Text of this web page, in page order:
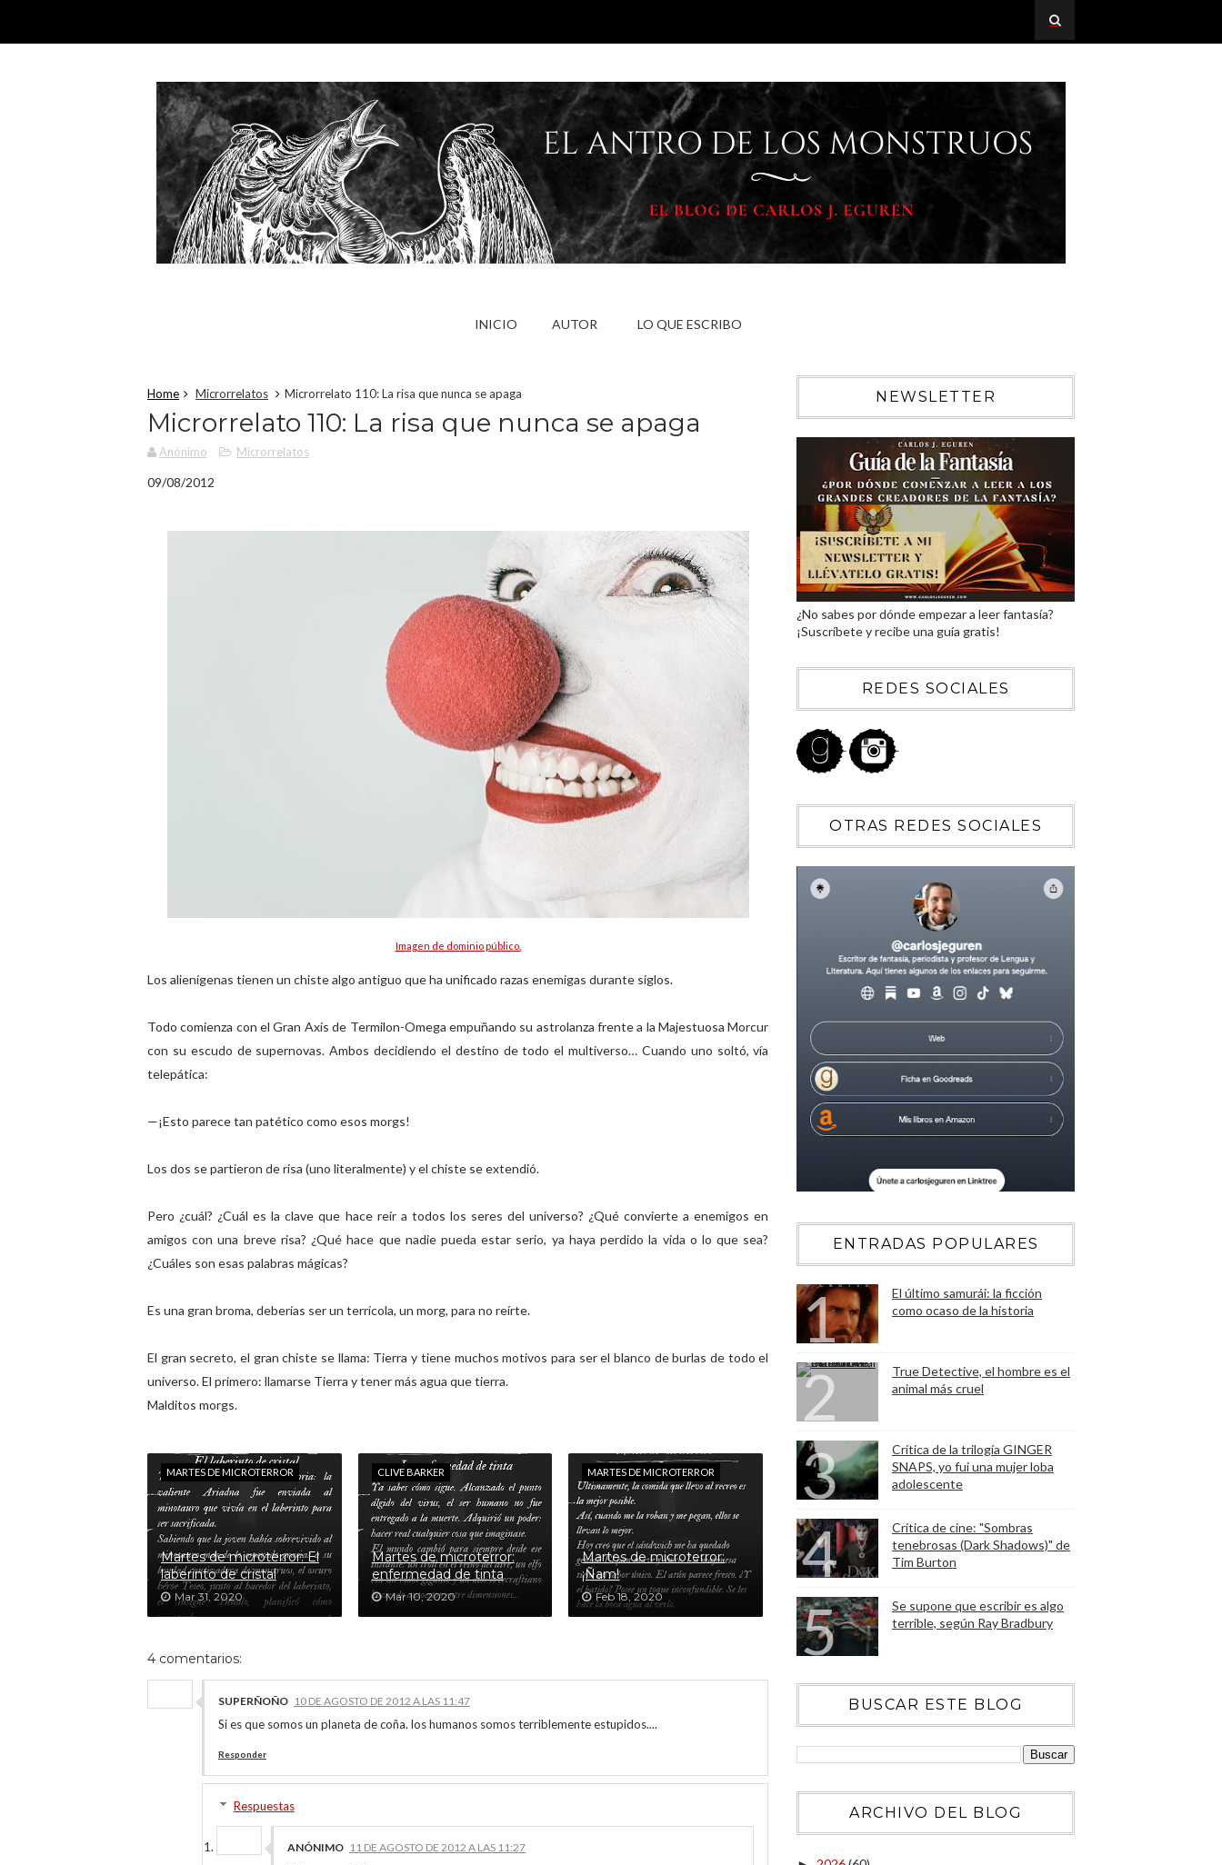
INICIO AUTOR LO QUE ESCRIBO
Home Microrrelatos Microrrelato 110: La risa que nunca se apaga
Microrrelato 110: La risa que nunca se apaga
Anónimo Microrrelatos
09/08/2012
Imagen de dominio público.
Los alienígenas tienen un chiste algo antiguo que ha unificado razas enemigas durante siglos.
Todo comienza con el Gran Axis de Termilon-Omega empuñando su astrolanza frente a la Majestuosa Morcur
con su escudo de supernovas. Ambos decidiendo el destino de todo el multiverso… Cuando uno soltó, vía
telepática:
—¡Esto parece tan patético como esos morgs!
Los dos se partieron de risa (uno literalmente) y el chiste se extendió.
Pero ¿cuál? ¿Cuál es la clave que hace reír a todos los seres del universo? ¿Qué convierte a enemigos en
amigos con una breve risa? ¿Qué hace que nadie pueda estar serio, ya haya perdido la vida o lo que sea?
¿Cuáles son esas palabras mágicas?
Es una gran broma, deberías ser un terrícola, un morg, para no reírte.
El gran secreto, el gran chiste se llama: Tierra y tiene muchos motivos para ser el blanco de burlas de todo el
universo. El primero: llamarse Tierra y tener más agua que tierra.
Malditos morgs.
MARTES DE MICROTERROR
Martes de microterror: El
laberinto de cristal
Mar 31, 2020
CLIVE BARKER
Martes de microterror:
enfermedad de tinta
Mar 10, 2020
MARTES DE MICROTERROR
Martes de microterror:
¡Ñam!
Feb 18, 2020
4 comentarios:
SUPERÑOÑO 10 DE AGOSTO DE 2012 A LAS 11:47
Si es que somos un planeta de coña. los humanos somos terriblemente estupidos....
Responder
Respuestas
ANÓNIMO 11 DE AGOSTO DE 2012 A LAS 11:27
NEWSLETTER
¿No sabes por dónde empezar a leer fantasía?
¡Suscríbete y recibe una guía gratis!
REDES SOCIALES
OTRAS REDES SOCIALES
ENTRADAS POPULARES
El último samurái: la ficción
como ocaso de la historia
True Detective, el hombre es el
animal más cruel
Crítica de la trilogía GINGER
SNAPS, yo fui una mujer loba
adolescente
Crítica de cine: "Sombras
tenebrosas (Dark Shadows)" de
Tim Burton
Se supone que escribir es algo
terrible, según Ray Bradbury
BUSCAR ESTE BLOG
ARCHIVO DEL BLOG